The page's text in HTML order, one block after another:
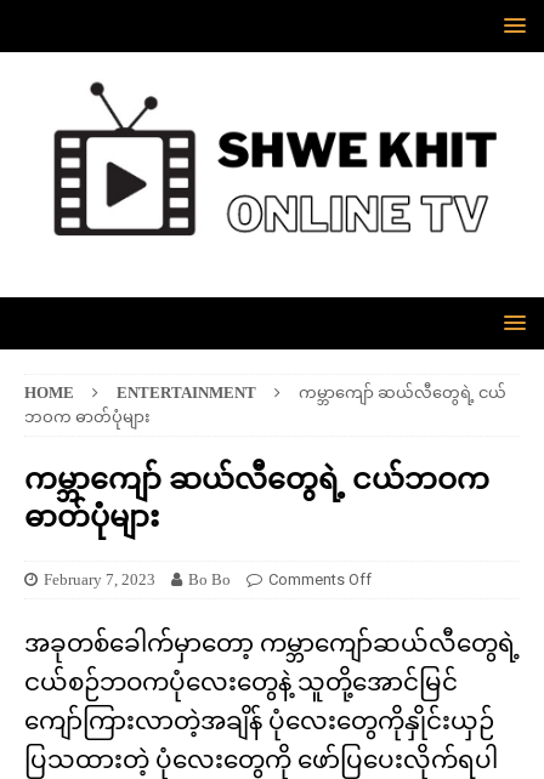
HOME ENTERTAINMENT
ကမ္ဘာကျော် ဆယ်လီတွေရဲ့ ငယ်
ဘဝက ဓာတ်ပုံများ
ကမ္ဘာကျော် ဆယ်လီတွေရဲ့ ငယ်ဘဝက
ဓာတ်ပုံများ
February 7, 2023 Bo Bo Comments Off
အခုတစ်ခေါက်မှာတော့ ကမ္ဘာကျော်ဆယ်လီတွေရဲ့
ငယ်စဉ်ဘဝကပုံလေးတွေနဲ့ သူတို့အောင်မြင်
ကျော်ကြားလာတဲ့အချိန် ပုံလေးတွေကိုနှိုင်းယှဉ်
ပြသထားတဲ့ ပုံလေးတွေကို ဖော်ပြပေးလိုက်ရပါ